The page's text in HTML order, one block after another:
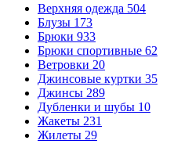
Верхняя одежда 504
Блузы 173
Брюки 933
Брюки спортивные 62
Ветровки 20
Джинсовые куртки 35
Джинсы 289
Дубленки и шубы 10
Жакеты 231
Жилеты 29